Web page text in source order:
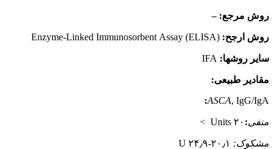
روش مرجع: –
روش ارجح:
سایر روشها: IFA
مقادیر طبیعی:
ASCA, IgG/IgA
:
منفی: ۲۰ Units >
مشکوک: